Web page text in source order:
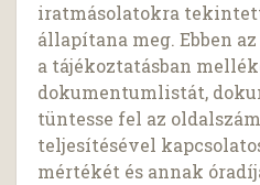
iratmásolatokra
állapítana meg. Ebben
a tájékoztatásban
dokumentumlistát,
tüntesse fel az
teljesítésével
mértékét és annak